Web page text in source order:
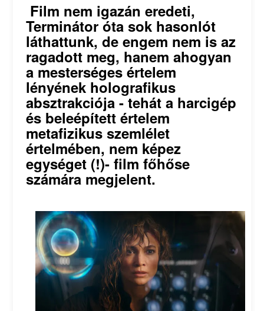
Film nem igazán eredeti,
Terminátor óta sok hasonlót
láthattunk, de engem nem is az
ragadott meg, hanem ahogyan
a mesterséges értelem
lényének holografikus
absztrakciója - tehát a harcigép
és beleépített értelem
metafizikus szemlélet
értelmében, nem képez
egységet (!)- film főhőse
számára megjelent.